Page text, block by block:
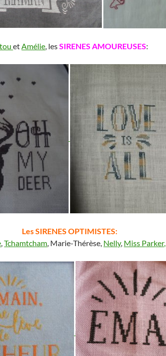
etAmélie, lesSIRENES AMOUREUSES:
Les SIRENES OPTIMISTES:
,Tchamtcham, Marie-Thérèse, Nelly, Miss Parker,